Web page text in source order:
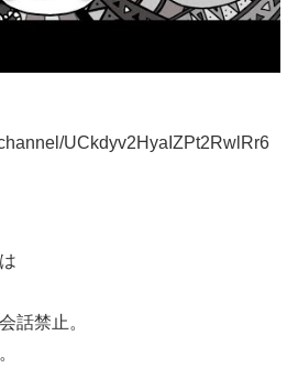
UCkdyv2HyaIZPt2RwlRr6
話禁止。